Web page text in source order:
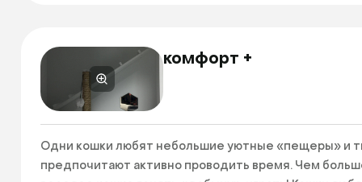
комфорт +
Одни кошки любят небольшие уютные «пещеры» и
предпочитают активно проводить время. Чем